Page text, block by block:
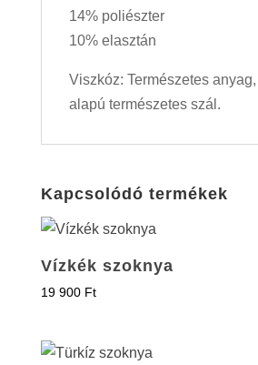
14% poliészter
10% elasztán
Viszkóz: Természetes
alapú természetes szál.
Kapcsolódó termékek
Vízkék szoknya
19 900 Ft